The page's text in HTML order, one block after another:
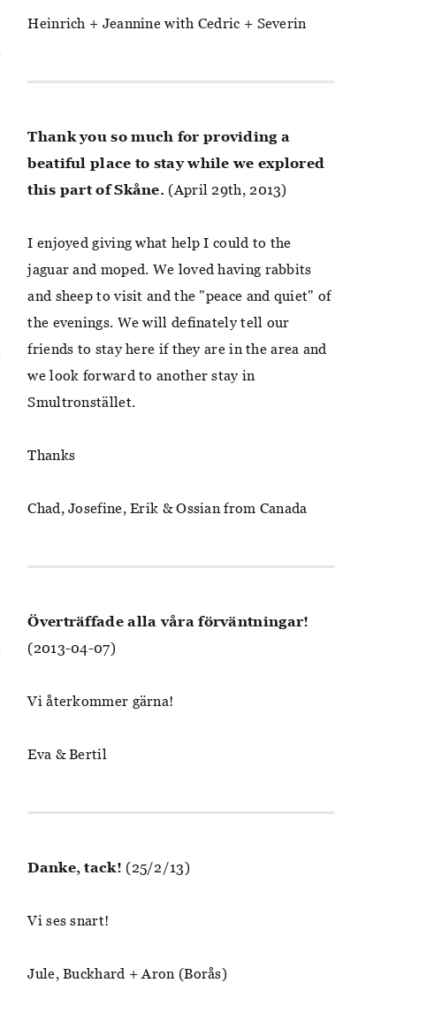
Heinrich + Jeannine with Cedric + Severin
Thank you so much for providing a
beatiful place to stay while we explored
this part of Skåne. (April 29th, 2013)
I enjoyed giving what help I could to the
jaguar and moped. We loved having rabbits
and sheep to visit and the "peace and quiet" of
the evenings. We will definately tell our
friends to stay here if they are in the area and
we look forward to another stay in
Smultronstället.
Thanks
Chad, Josefine, Erik & Ossian from Canada
Överträffade alla våra förväntningar!
(2013-04-07)
Vi återkommer gärna!
Eva & Bertil
Danke, tack! (25/2/13)
Vi ses snart!
Jule, Buckhard + Aron (Borås)